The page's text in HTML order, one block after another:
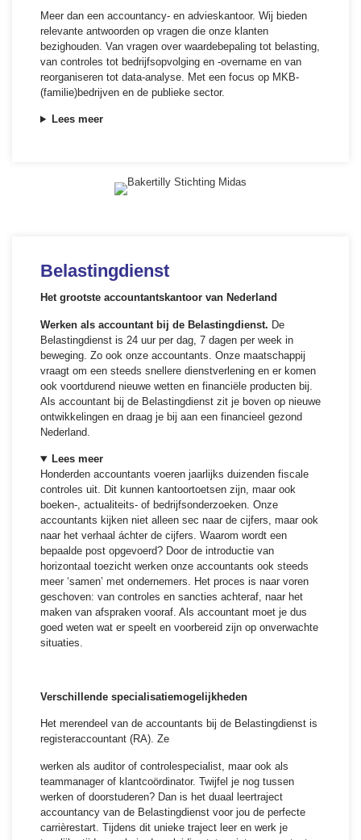
Meer dan een accountancy- en advieskantoor. Wij bieden
relevante antwoorden op vragen die onze klanten
bezighouden. Van vragen over waardebepaling tot belasting,
van controles tot bedrijfsopvolging en -overname en van
reorganiseren tot data-analyse. Met een focus op MKB-
(familie)bedrijven en de publieke sector.
Lees meer
Belastingdienst
Het grootste accountantskantoor van Nederland
Werken als accountant bij de Belastingdienst. De
Belastingdienst is 24 uur per dag, 7 dagen per week in
beweging. Zo ook onze accountants. Onze maatschappij
vraagt om een steeds snellere dienstverlening en er komen
ook voortdurend nieuwe wetten en financiële producten bij.
Als accountant bij de Belastingdienst zit je boven op nieuwe
ontwikkelingen en draag je bij aan een financieel gezond
Nederland.
Lees meer
Honderden accountants voeren jaarlijks duizenden fiscale
controles uit. Dit kunnen kantoortoetsen zijn, maar ook
boeken-, actualiteits- of bedrijfsonderzoeken. Onze
accountants kijken niet alleen sec naar de cijfers, maar ook
naar het verhaal áchter de cijfers. Waarom wordt een
bepaalde post opgevoerd? Door de introductie van
horizontaal toezicht werken onze accountants ook steeds
meer ‘samen’ met ondernemers. Het proces is naar voren
geschoven: van controles en sancties achteraf, naar het
maken van afspraken vooraf. Als accountant moet je dus
goed weten wat er speelt en voorbereid zijn op onverwachte
situaties.
Verschillende specialisatiemogelijkheden
Het merendeel van de accountants bij de Belastingdienst is
registeraccountant (RA). Ze
werken als auditor of controlespecialist, maar ook als
teammanager of klantcoördinator. Twijfel je nog tussen
werken of doorstuderen? Dan is het duaal leertraject
accountancy van de Belastingdienst voor jou de perfecte
carrièrestart. Tijdens dit unieke traject leer en werk je